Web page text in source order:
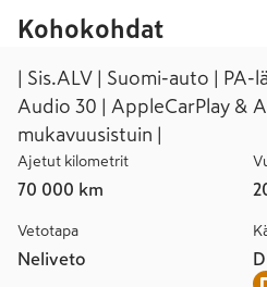
Kohokohdat
| Sis.ALV | Suomi-auto |
Audio 30 | AppleCarPlay &
mukavuusistuin |
Ajetut kilometrit
70 000 km
Vetotapa
Neliveto